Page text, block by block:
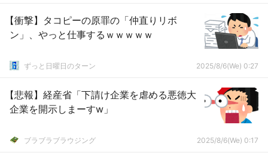
【衝撃】タコピーの原罪の「仲直りリボ
ン」、やっと仕事するｗｗｗｗｗ
ずっと日曜日のターン 2025/8/6(We) 0:27
【悲報】経産省「下請け企業を虐める悪徳大
企業を開示しまーすw」
ブラブラブラウジング 2025/8/6(We) 0:17